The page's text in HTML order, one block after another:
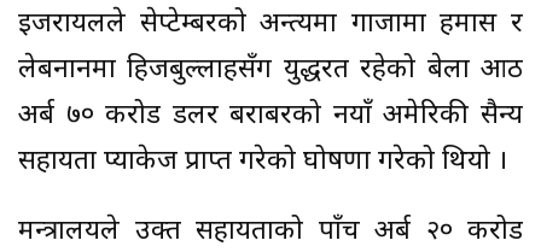
इजरायलले सेप्टेम्बरको अन्त्यमा गाजामा हमास र
लेबनानमा हिजबुल्लाहसँग युद्धरत रहेको बेला आठ
अर्ब ७० करोड डलर बराबरको नयाँ अमेरिकी सैन्य
सहायता प्याकेज प्राप्त गरेको घोषणा गरेको थियो ।
मन्त्रालयले उक्त सहायताको पाँच अर्ब २० करोड